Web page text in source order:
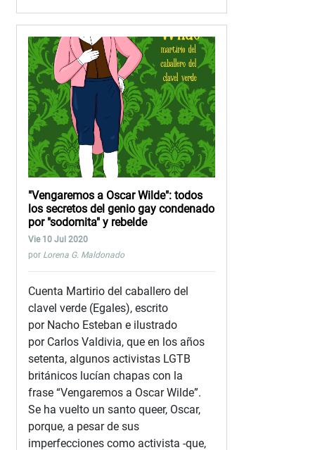
"Vengaremos a Oscar Wilde": todos
los secretos del genio gay condenado
por "sodomita" y rebelde
Vie 10 Jul 2020
por Lorena G. Maldonado
Cuenta Martirio del caballero del
clavel verde (Egales), escrito
por Nacho Esteban e ilustrado
por Carlos Valdivia, que en los años
setenta, algunos activistas LGTB
británicos lucían chapas con la
frase “Vengaremos a Oscar Wilde”.
Se ha vuelto un santo queer, Oscar,
porque, a pesar de sus
imperfecciones como activista -que,